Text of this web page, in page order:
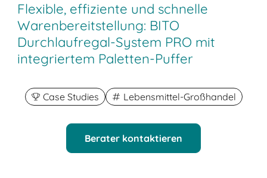
Flexible, effiziente und schnelle
Warenbereitstellung: BITO
Durchlaufregal-System PRO mit
integriertem Paletten-Puffer
Case Studies Lebensmittel-Großhandel
Berater kontaktieren